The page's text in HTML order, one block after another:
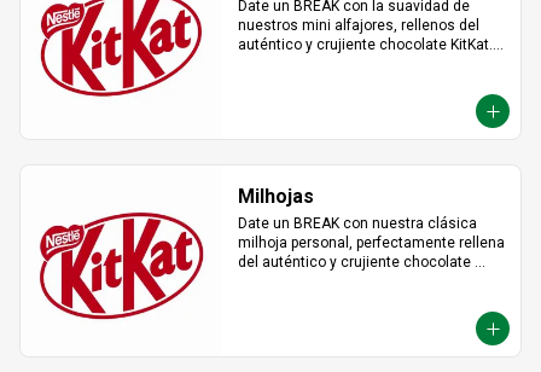
Date un BREAK con la suavidad de
nuestros mini alfajores, rellenos del
auténtico y crujiente chocolate KitKat.
Milhojas
Date un BREAK con nuestra clásica
milhoja personal, perfectamente rellena
del auténtico y crujiente chocolate
desconectar y disfrutar de un placer
crujiente que no vas a querer compartir.